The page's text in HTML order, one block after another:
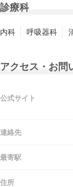
診療科
内科 呼吸器科
アクセス・お問
公式サイト
連絡先
最寄駅
住所